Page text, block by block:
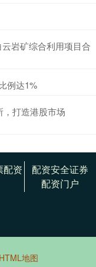
岩矿综合利用项目合
例达1%
打造港股市场
配资
配资安全证券
配资门户
HTML地图